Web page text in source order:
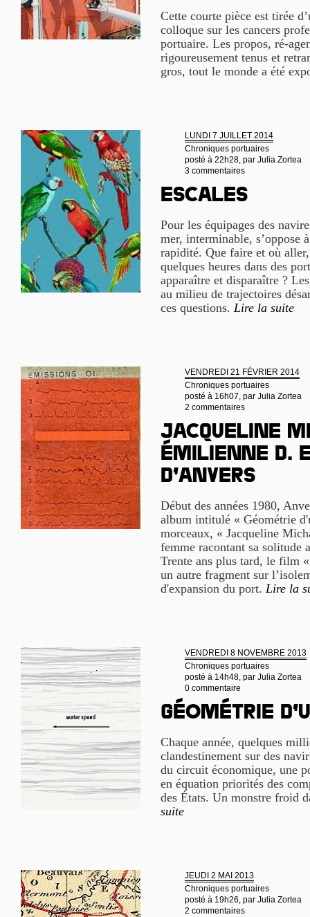
Cette courte pièce est tirée
colloque sur les cancers
portuaire. Les propos, ré-
rigoureusement tenus et
gros, tout le monde a été
LUNDI 7 JUILLET 2014
Chroniques portuaires
posté à 22h28, par Julia Zortea
3 commentaires
Escales
Pour les équipages des
mer, interminable, s’oppose
rapidité. Que faire et où
quelques heures dans des
apparaître et disparaître ?
au milieu de trajectoires
ces questions. Lire la suite
VENDREDI 21 FÉVRIER 2014
Chroniques portuaires
posté à 16h07, par Julia Zortea
2 commentaires
Jacqueline
Émilienne
d’Anvers
Début des années 1980,
album intitulé « Géométrie
morceaux, « Jacqueline
femme racontant sa solitude
Trente ans plus tard, le film
un autre fragment sur
d'expansion du port. Lire la
VENDREDI 8 NOVEMBRE 2013
Chroniques portuaires
posté à 14h48, par Julia Zortea
0 commentaire
Géométrie
Chaque année, quelques
clandestinement sur des
du circuit économique, une
en équation priorités des
des États. Un monstre froid
suite
JEUDI 2 MAI 2013
Chroniques portuaires
posté à 19h26, par Julia Zortea
2 commentaires